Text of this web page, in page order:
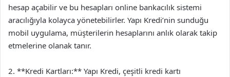
hesap açabilir ve bu hesapları online bankacılık sistemi
aracılığıyla kolayca yönetebilirler. Yapı Kredi’nin sunduğu
mobil uygulama, müşterilerin hesaplarını anlık olarak takip
etmelerine olanak tanır.
2. **Kredi Kartları:** Yapı Kredi, çeşitli kredi kartı